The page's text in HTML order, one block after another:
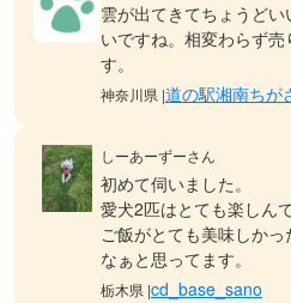
雲が出てきてちょうど
いですね。相変わらず
す。
神奈川県 |道の駅湘南ちが
しーあーずーさん
初めて伺いました。
愛犬2匹はとても楽しん
ご飯がとても美味しか
なぁと思ってます。
栃木県 |cd_base_sano